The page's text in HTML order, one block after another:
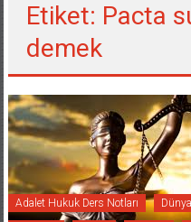
Etiket: Pacta
demek
Adalet Hukuk Ders Notları Dünya